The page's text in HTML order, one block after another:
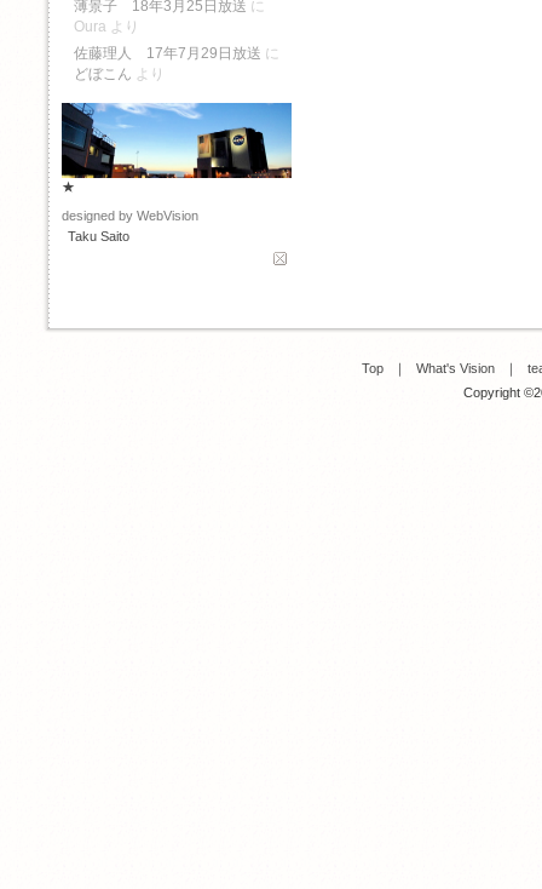
薄景子 18年3月25日放送 に
Oura より
佐藤理人 17年7月29日放送 に
どぼこん より
★
designed by WebVision
Taku Saito
Top ｜ What's Vision ｜
Copyright